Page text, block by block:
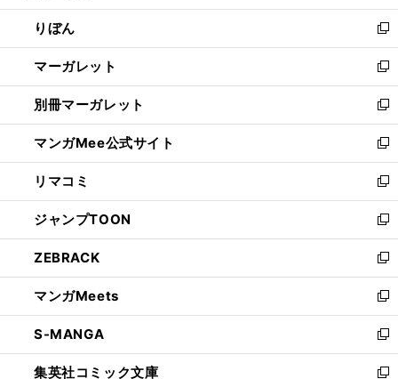
開
く
ウ
で
開
く
ン
ド
ウ
で
開
く
ウ
ィ
ン
ド
ウ
で
開
く
りぼん
新
し
い
ウ
ィ
ン
ド
ウ
で
開
く
マーガレット
新
し
い
ウ
ィ
ン
ド
ウ
で
開
く
別冊マーガレット
新
し
い
ウ
ィ
ン
ド
ウ
で
開
く
マンガMee公式サイト
新
し
い
ウ
ィ
ン
ド
ウ
で
開
く
リマコミ
新
し
い
ウ
ィ
ン
ド
ウ
で
開
く
ジャンプTOON
新
し
い
ウ
ィ
ン
ド
ウ
で
ZEBRACK
新
し
い
ウ
ィ
ン
ド
マンガMeets
新
し
い
ウ
ィ
S-MANGA
新
し
い
集英社コミック文庫